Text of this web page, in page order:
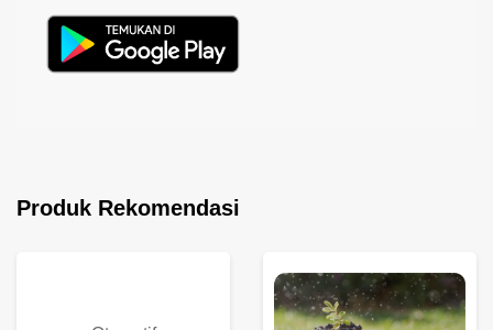
Produk Rekomendasi